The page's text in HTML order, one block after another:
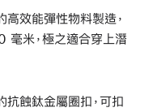
效能彈性物料製造，
米，極之適合穿上潛
蝕鈦金屬圈扣，可扣